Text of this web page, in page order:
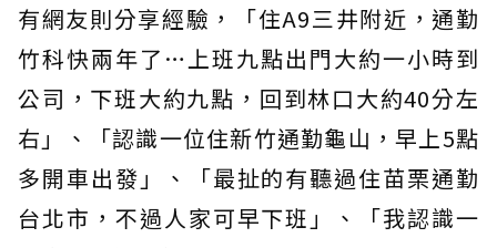
有網友則分享經驗，「住A9三井附近，通勤
竹科快兩年了…上班九點出門大約一小時到
公司，下班大約九點，回到林口大約40分左
右」、「認識一位住新竹通勤龜山，早上5點
多開車出發」、「最扯的有聽過住苗栗通勤
台北市，不過人家可早下班」、「我認識一